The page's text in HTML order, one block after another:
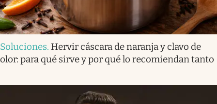
Soluciones. Hervir cáscara de naranja y clavo de
olor: para qué sirve y por qué lo recomiendan tanto